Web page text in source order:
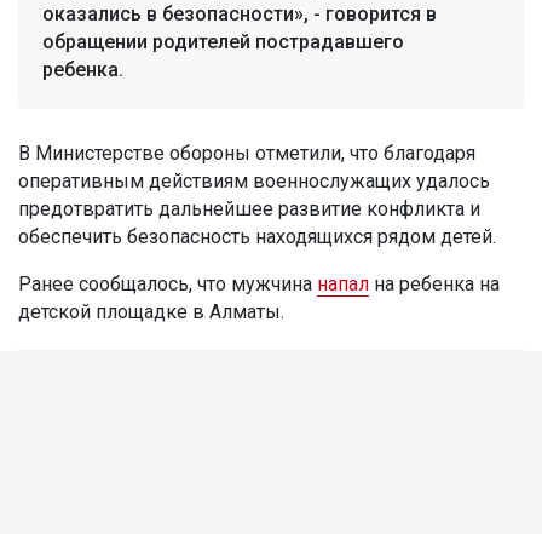
оказались в безопасности», - говорится в
обращении родителей пострадавшего
ребенка.
В Министерстве обороны отметили, что благодаря
оперативным действиям военнослужащих удалось
предотвратить дальнейшее развитие конфликта и
обеспечить безопасность находящихся рядом детей.
Ранее сообщалось, что мужчина напал на ребенка на
детской площадке в Алматы.